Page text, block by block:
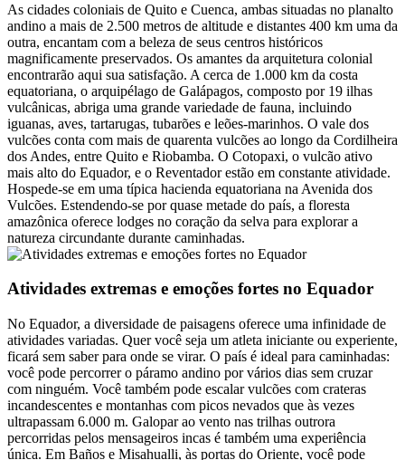
As cidades coloniais de Quito e Cuenca, ambas situadas no planalto
andino a mais de 2.500 metros de altitude e distantes 400 km uma da
outra, encantam com a beleza de seus centros históricos
magnificamente preservados. Os amantes da arquitetura colonial
encontrarão aqui sua satisfação. A cerca de 1.000 km da costa
equatoriana, o arquipélago de Galápagos, composto por 19 ilhas
vulcânicas, abriga uma grande variedade de fauna, incluindo
iguanas, aves, tartarugas, tubarões e leões-marinhos. O vale dos
vulcões conta com mais de quarenta vulcões ao longo da Cordilheira
dos Andes, entre Quito e Riobamba. O Cotopaxi, o vulcão ativo
mais alto do Equador, e o Reventador estão em constante atividade.
Hospede-se em uma típica hacienda equatoriana na Avenida dos
Vulcões. Estendendo-se por quase metade do país, a floresta
amazônica oferece lodges no coração da selva para explorar a
natureza circundante durante caminhadas.
Atividades extremas e emoções fortes no Equador
No Equador, a diversidade de paisagens oferece uma infinidade de
atividades variadas. Quer você seja um atleta iniciante ou experiente,
ficará sem saber para onde se virar. O país é ideal para caminhadas:
você pode percorrer o páramo andino por vários dias sem cruzar
com ninguém. Você também pode escalar vulcões com crateras
incandescentes e montanhas com picos nevados que às vezes
ultrapassam 6.000 m. Galopar ao vento nas trilhas outrora
percorridas pelos mensageiros incas é também uma experiência
única. Em Baños e Misahualli, às portas do Oriente, você pode